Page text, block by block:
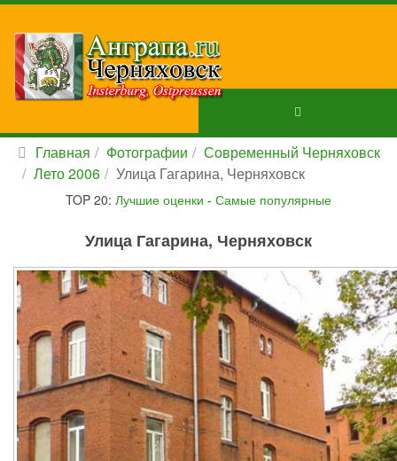
Главная Фотографии
Современный Черняховск
Лето 2006
Улица Гагарина, Черняховск
TOP 20: Лучшие оценки - Самые популярные
Улица Гагарина, Черняховск